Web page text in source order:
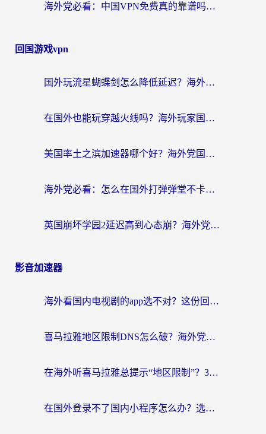
海外党必看：中国VPN免费真的靠谱吗？手把手教你选对回国加速器
回国游戏vpn
国外玩流星蝴蝶剑怎么降低延迟？海外党必看的加速秘籍（含欧洲鸣潮&彩虹岛优化攻略）
在国外也能玩穿越火线吗？海外玩家国服游戏畅玩终极指南
美国率土之滨加速器哪个好？海外党国服游戏畅玩终极指南（附多游戏解决方案）
海外党必看：怎么在国外打弹弹堂不卡？番茄加速器亲测指南
英国崩坏学园2延迟高到心态崩？海外党国服游戏加速终极指南
影音加速器
海外看国内电视剧的app选不对？这份回国加速器避坑指南帮你流畅追剧
喜马拉雅地区限制DNS怎么破？海外党听国内音乐听书的终极解决方案
在海外听喜马拉雅总提示“地区限制”？3步轻松解除+听国内音乐全攻略
在国外登录不了国内小程序怎么办？选对回国加速器，轻松解锁国内资源